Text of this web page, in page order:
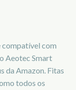
compatível com
Aeotec Smart
da Amazon. Fitas
todos os